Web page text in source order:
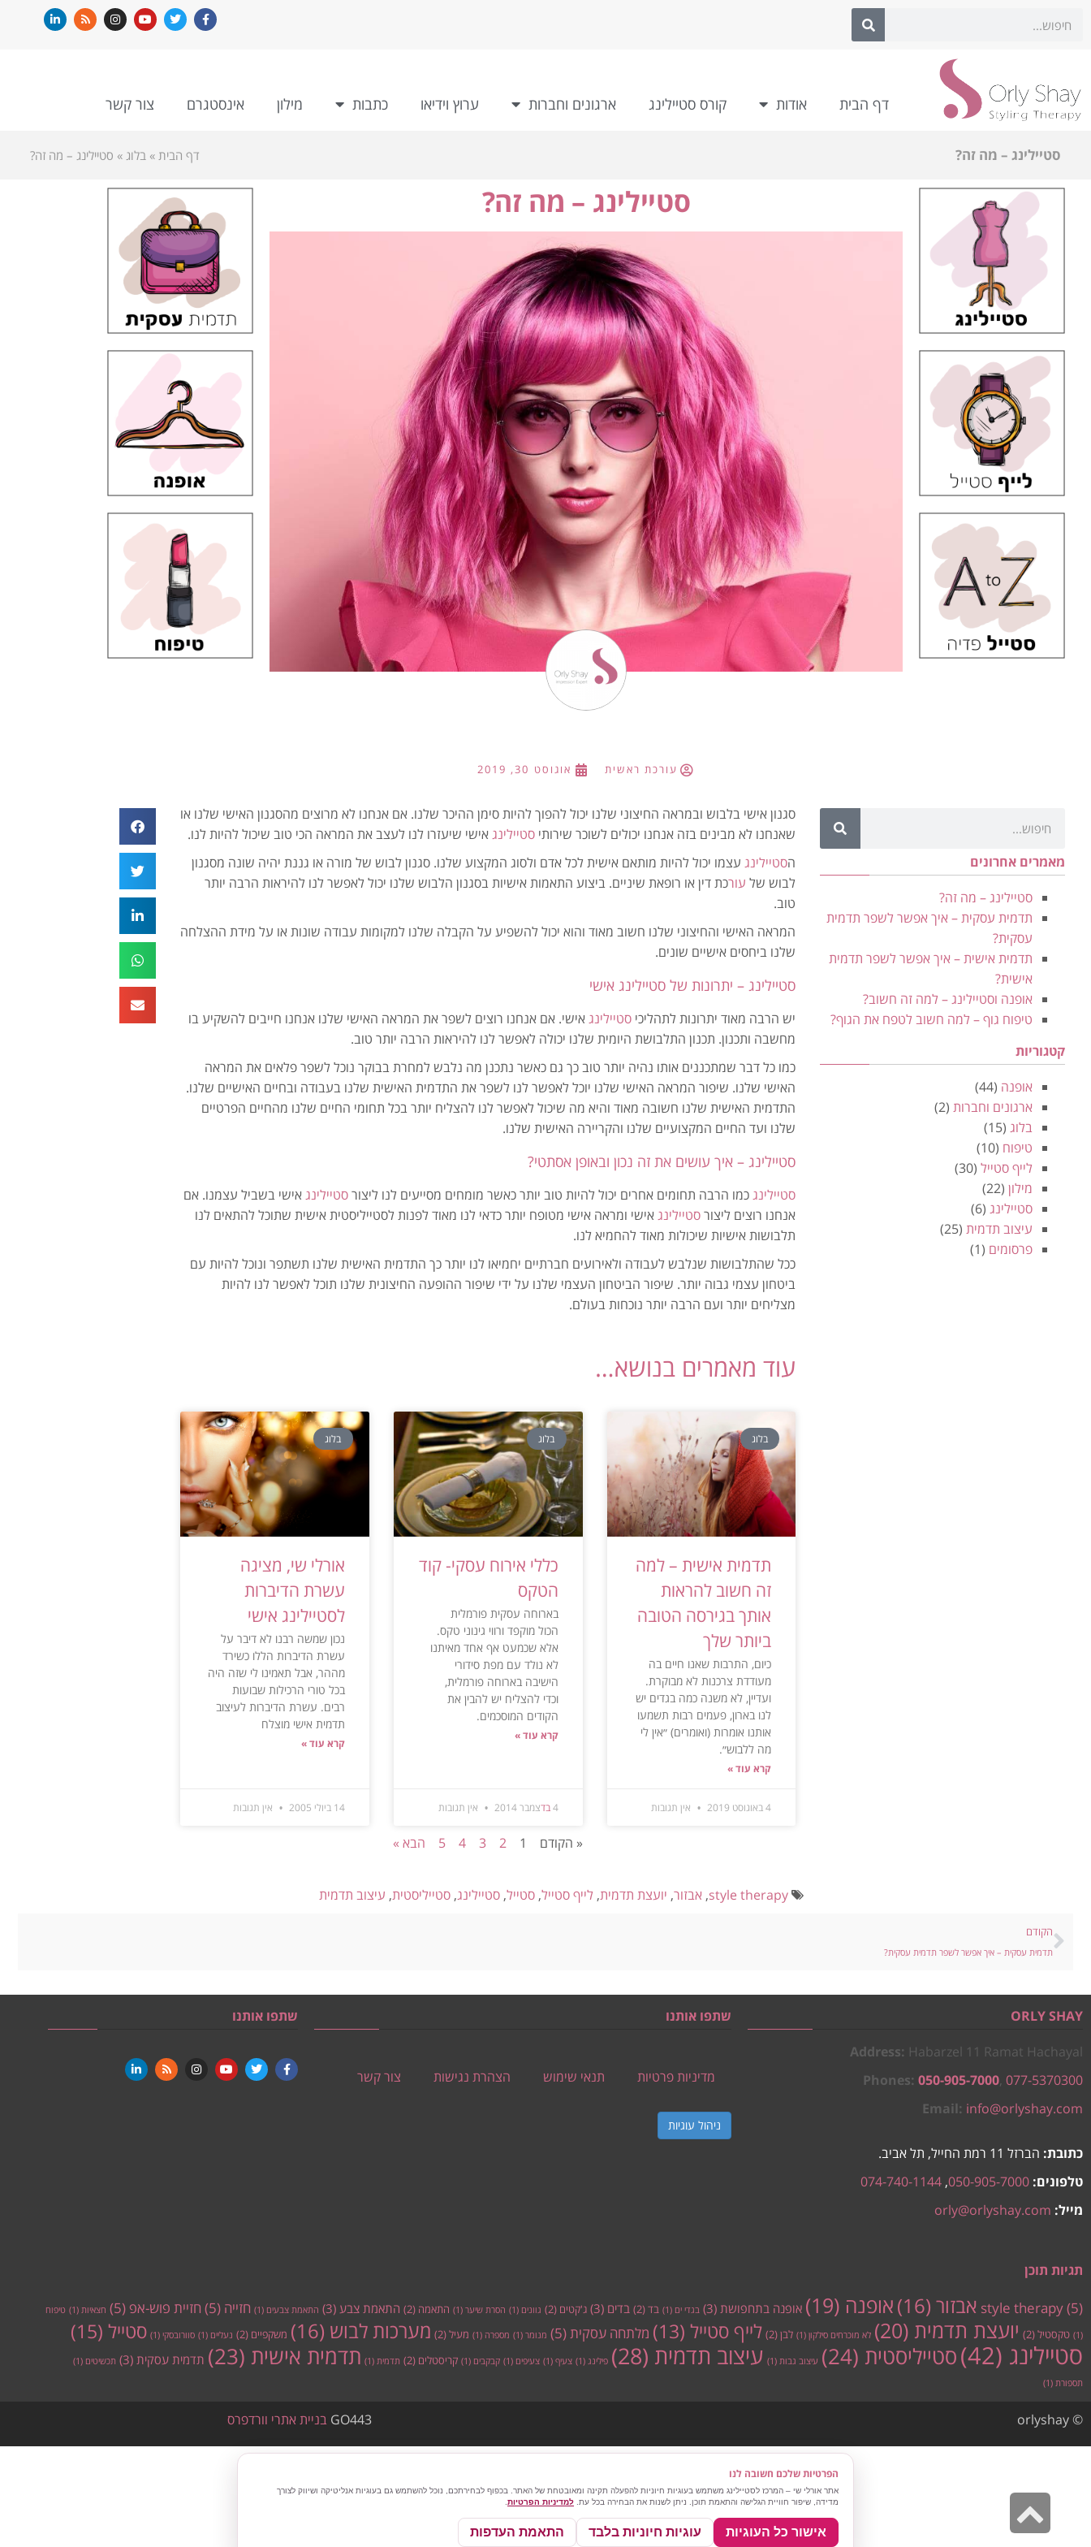
דף הבית אודות קורס סטיילינג ארגונים וחברות ערוץ וידיאו כתבות מילון אינסטגרם צור קשר
סטיילינג – מה זה? דף הבית » בלוג » סטיילינג – מה זה?
סטיילינג – מה זה?
עורכת ראשית אוגוסט 30, 2019
מאמרים אחרונים
סטיילינג – מה זה?
תדמית עסקית – איך אפשר לשפר תדמית
עסקית?
תדמית אישית – איך אפשר לשפר תדמית
אישית?
אופנה וסטיילינג – למה זה חשוב?
טיפוח גוף – למה חשוב לטפח את הגוף?
קטגוריות
אופנה (44)
ארגונים וחברות (2)
בלוג (15)
טיפוח (10)
לייף סטייל (30)
מילון (22)
סטיילינג (6)
עיצוב תדמית (25)
פרסומים (1)
סגנון אישי בלבוש ובמראה החיצוני שלנו יכול להפוך להיות סימן ההיכר שלנו. אם אנחנו לא מרוצים מהסגנון האישי שלנו או
שאנחנו לא מבינים בזה אנחנו יכולים לשוכר שירותי סטיילינגאישי שיעזרו לנו לעצב את המראה הכי טוב שיכול להיות לנו.
הסטיילינגעצמו יכול להיות מותאם אישית לכל אדם ולסוג המקצוע שלנו. סגנון לבוש של מורה או גננת יהיה שונה מסגנון
לבוש של עורכת דין או רופאת שיניים. ביצוע התאמות אישיות בסגנון הלבוש שלנו יכול לאפשר לנו להיראות הרבה יותר
טוב.
המראה האישי והחיצוני שלנו חשוב מאוד והוא יכול להשפיע על הקבלה שלנו למקומות עבודה שונות או על מידת ההצלחה
שלנו ביחסים אישיים שונים.
סטיילינג – יתרונות של סטיילינג אישי
יש הרבה מאוד יתרונות לתהליכי סטיילינגאישי. אם אנחנו רוצים לשפר את המראה האישי שלנו אנחנו חייבים להשקיע בו
מחשבה ותכנון. תכנון התלבושת היומית שלנו יכולה לאפשר לנו להיראות הרבה יותר טוב.
כמו כל דבר שמתכננים אותו נהיה יותר טוב כך גם כאשר נתכנן מה נלבש למחרת בבוקר נוכל לשפר פלאים את המראה
האישי שלנו. שיפור המראה האישי שלנו יוכל לאפשר לנו לשפר את התדמית האישית שלנו בעבודה ובחיים האישיים שלנו.
התדמית האישית שלנו חשובה מאוד והיא מה שיכול לאפשר לנו להצליח יותר בכל תחומי החיים שלנו מהחיים הפרטיים
שלנו ועד החיים המקצועיים שלנו והקריירה האישית שלנו.
סטיילינג – איך עושים את זה נכון ובאופן אסתטי?
סטיילינגכמו הרבה תחומים אחרים יכול להיות טוב יותר כאשר מומחים מסייעים לנו ליצורסטיילינגאישי בשביל עצמנו. אם
אנחנו רוצים ליצורסטיילינגאישי ומראה אישי מטופח יותר כדאי לנו מאוד לפנות לסטייליסטית אישית שתוכל להתאים לנו
תלבושות אישיות שיכולות מאוד להחמיא לנו.
ככל שהתלבושות שנלבש לעבודה ולאירועים חברתיים יחמיאו לנו יותר כך התדמית האישית שלנו תשתפר ונוכל להיות עם
ביטחון עצמי גבוה יותר. שיפור הביטחון העצמי שלנו על ידי שיפור ההופעה החיצונית שלנו תוכל לאפשר לנו להיות
מצליחים יותר ועם הרבה יותר נוכחות בעולם.
עוד מאמרים בנושא…
בלוג
תדמית אישית – למה
זה חשוב להראות
אותך בגירסה הטובה
ביותר שלך
כיום, התרבות שאנו חיים בה
מעודדת צרכנות לא מבוקרת.
ועדיין, לא משנה כמה בגדים יש
לנו בארון, פעמים רבות תשמעו
אותנו אומרות (ואומרים) ״אין לי
מה ללבוש״.
קרא עוד »
4 באוגוסט 2019 אין תגובות
בלוג
כללי אירוח עסקי- קוד
הטקס
בארוחה עסקית פורמלית
הכול מוקפד ורווי גינוני טקס.
אלא שכמעט אף אחד מאיתנו
לא נולד עם מפת סידורי
הישיבה בארוחה פורמלית,
וכדי להצליח יש להבין את
הקודים המוסכמים.
קרא עוד »
4 בדצמבר 2014 אין תגובות
בלוג
אורלי שי, מציגה
עשרת הדיברות
לסטיילינג אישי
נכון שמשה רבנו לא דיבר על
עשרת הדיברות הללו כשירד
מההר, אבל תאמינו לי שזה היה
בכל טורי הרכילות שבועות
רבים. עשרת הדיברות לעיצוב
תדמית אישי מוצלח
קרא עוד »
14 ביולי 2005 אין תגובות
« הקודם 1
2
3
4
5 הבא »
style therapy
, אבזור, יועצת תדמית, לייף סטייל, סטייל, סטיילינג, סטייליסטית, עיצוב תדמית
הקודם
תדמית עסקית – איך אפשר לשפר תדמית עסקית?
ORLY SHAY
Address: Habarzel 11 Ramat Hachayal
Phones: 050-905-7000, 077-5370300
Email: info@orlyshay.com
כתובת: הברזל 11 רמת החייל, תל אביב.
טלפונים: 050-905-7000
,
074-740-1144
מייל: orly@orlyshay.com
שתפו אותנו
מדיניות פרטיות תנאי שימוש הצהרת נגישות צור קשר
ניהול עוגיות
שתפו אותנו
תגיות תוכן
style therapy(5) אבזור (16) אופנה (19) אופנה בתחפושת (3) בגדי ים (1) בד(2) בדים (3) ג'קטים (2) גוונים (1) הסרת שיער (1) התאמה (2) התאמת צבע (3) התאמת צבעים (1) חזייה (5) חזיית פוש-אפ(5) חצאיות (1) טיפוח
(1) טקסטיל(2) יועצת תדמית (20) לא מוכרחים סילקון (1) לבן(2) לייף סטייל (13) מלתחה עסקית(5) מנומר (1) מספרה (1) מעיל(2) מערכות לבוש (16) משקפיים (2) נעליים (1) סוורובסקי (1) סטייל (15)
סטיילינג (42) סטייליסטית (24) עיצוב גבות (1) עיצוב תדמית (28) פילינג (1) צעיף (1) צעיפים (1) קבקבים (1) קריסטלים (2) תדמית (1) תדמית אישית (23) תדמית עסקית (3) תכשיטים (1)
תספורת (1)
© orlyshay
GO443 בניית אתרי וורדפרס
הפרטיות שלכם חשובה לנו
אתר אורלי שי – המרכז לסטיילינג משתמש בעוגיות חיוניות להפעלה תקינה ומאובטחת של האתר. בכפוף לבחירתכם, נוכל להשתמש גם בעוגיות אנליטיקה ושיווק לצורך
מדידה, שיפור חוויית הגלישה והתאמת תוכן. ניתן לשנות את הבחירה בכל עת. למדיניות הפרטיות
אישור כל העוגיות עוגיות חיוניות בלבד התאמת העדפות